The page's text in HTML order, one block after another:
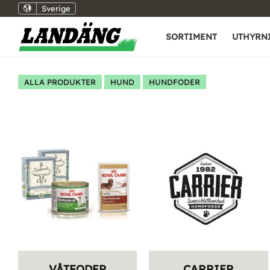
Sverige
SORTIMENT
ALLA PRODUKTER HUND HUNDFODER